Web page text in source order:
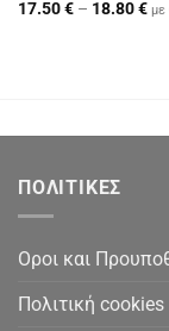
17.50€ – 18.80€
ΠΟΛΙΤΙΚΕΣ
Οροι και
Πολιτική cookies